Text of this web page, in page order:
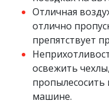
Отличная
отлично
препятствует
освежить
пропылесосить
машине.